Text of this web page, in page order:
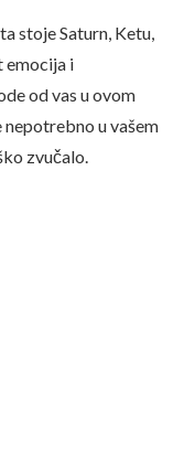
stoje Saturn, Ketu,
emocija i
od vas u ovom
u vašem
zvučalo.